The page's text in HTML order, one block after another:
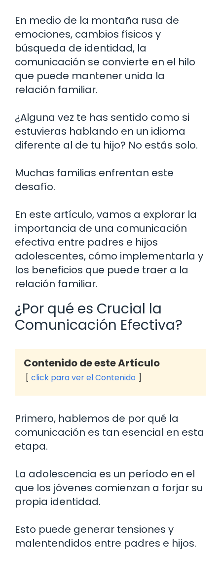
En medio de la montaña rusa de
emociones, cambios físicos y
búsqueda de identidad, la
comunicación se convierte en el hilo
que puede mantener unida la
relación familiar.
¿Alguna vez te has sentido como si
estuvieras hablando en un idioma
diferente al de tu hijo? No estás solo.
Muchas familias enfrentan este
desafío.
En este artículo, vamos a explorar la
importancia de una comunicación
efectiva entre padres e hijos
adolescentes, cómo implementarla y
los beneficios que puede traer a la
relación familiar.
¿Por qué es Crucial la
Comunicación Efectiva?
Contenido de este Artículo
click para ver el Contenido
Primero, hablemos de por qué la
comunicación es tan esencial en esta
etapa.
La adolescencia es un período en el
que los jóvenes comienzan a forjar su
propia identidad.
Esto puede generar tensiones y
malentendidos entre padres e hijos.